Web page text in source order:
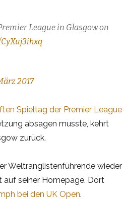
League in Glasgow on
2017
Spieltag der Premier League
absagen musste, kehrt
zurück.
Weltranglistenführende wieder
auf seiner Homepage. Dort
bei den UK Open.